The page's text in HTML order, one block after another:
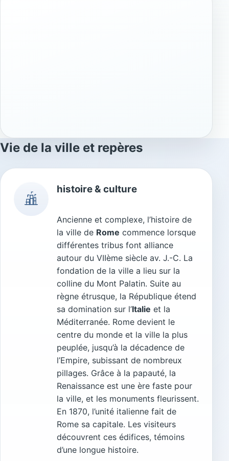
Vie de la ville et repères
histoire & culture
Ancienne et complexe, l’histoire de
la ville de Rome commence lorsque
différentes tribus font alliance
autour du VIIème siècle av. J.-C. La
fondation de la ville a lieu sur la
colline du Mont Palatin. Suite au
règne étrusque, la République étend
sa domination sur l’Italie et la
Méditerranée. Rome devient le
centre du monde et la ville la plus
peuplée, jusqu’à la décadence de
l’Empire, subissant de nombreux
pillages. Grâce à la papauté, la
Renaissance est une ère faste pour
la ville, et les monuments fleurissent.
En 1870, l’unité italienne fait de
Rome sa capitale. Les visiteurs
découvrent ces édifices, témoins
d’une longue histoire.